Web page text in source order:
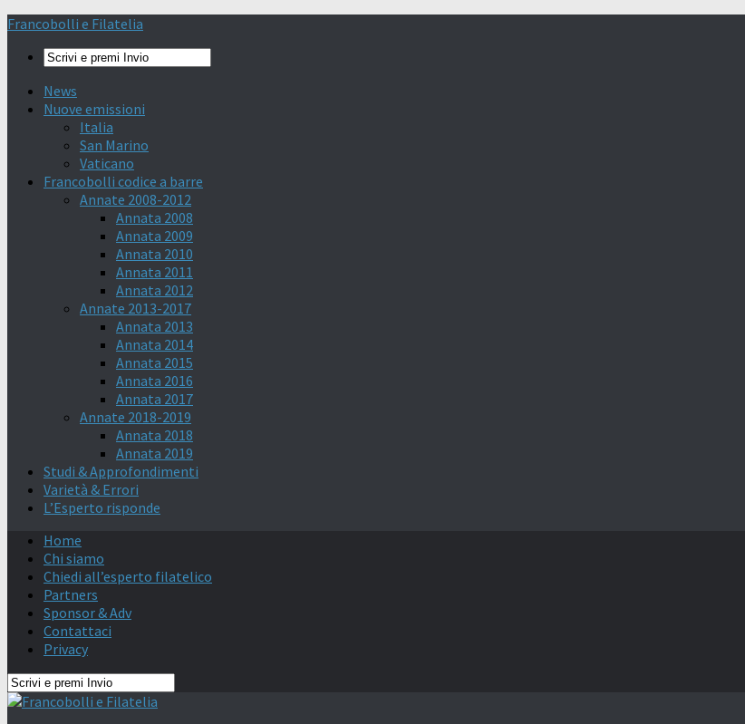
Francobolli e Filatelia
News
Nuove emissioni
Italia
San Marino
Vaticano
Francobolli codice a barre
Annate 2008-2012
Annata 2008
Annata 2009
Annata 2010
Annata 2011
Annata 2012
Annate 2013-2017
Annata 2013
Annata 2014
Annata 2015
Annata 2016
Annata 2017
Annate 2018-2019
Annata 2018
Annata 2019
Studi & Approfondimenti
Varietà & Errori
L’Esperto risponde
Home
Chi siamo
Chiedi all’esperto filatelico
Partners
Sponsor & Adv
Contattaci
Privacy